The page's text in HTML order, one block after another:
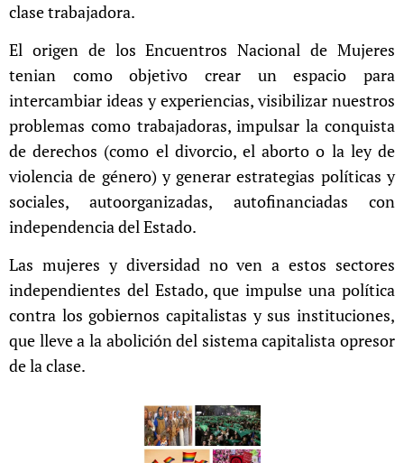
clase trabajadora.
El origen de los Encuentros Nacional de Mujeres
tenian como objetivo crear un espacio para
intercambiar ideas y experiencias, visibilizar nuestros
problemas como trabajadoras, impulsar la conquista
de derechos (como el divorcio, el aborto o la ley de
violencia de género) y generar estrategias políticas y
sociales, autoorganizadas, autofinanciadas con
independencia del Estado.
Las mujeres y diversidad no ven a estos sectores
independientes del Estado, que impulse una política
contra los gobiernos capitalistas y sus instituciones,
que lleve a la abolición del sistema capitalista opresor
de la clase.